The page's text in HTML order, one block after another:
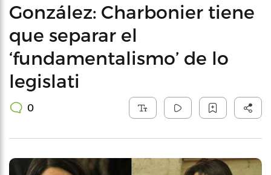
González: Charbonier tiene
que separar el
‘fundamentalismo’ de lo
legislati
0